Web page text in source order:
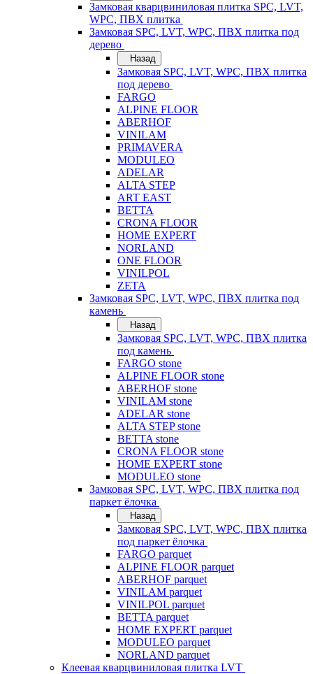
Замковая кварцвиниловая плитка SPC, LVT,
WPC, ПВХ плитка
Замковая SPC, LVT, WPC, ПВХ плитка под
дерево
Назад
Замковая SPC, LVT, WPC, ПВХ плитка
под дерево
FARGO
ALPINE FLOOR
ABERHOF
VINILAM
PRIMAVERA
MODULEO
ADELAR
ALTA STEP
ART EAST
BETTA
CRONA FLOOR
HOME EXPERT
NORLAND
ONE FLOOR
VINILPOL
ZETA
Замковая SPC, LVT, WPC, ПВХ плитка под
камень
Назад
Замковая SPC, LVT, WPC, ПВХ плитка
под камень
FARGO stone
ALPINE FLOOR stone
ABERHOF stone
VINILAM stone
ADELAR stone
ALTA STEP stone
BETTA stone
CRONA FLOOR stone
HOME EXPERT stone
MODULEO stone
Замковая SPC, LVT, WPC, ПВХ плитка под
паркет ёлочка
Назад
Замковая SPC, LVT, WPC, ПВХ плитка
под паркет ёлочка
FARGO parquet
ALPINE FLOOR parquet
ABERHOF parquet
VINILAM parquet
VINILPOL parquet
BETTA parquet
HOME EXPERT parquet
MODULEO parquet
NORLAND parquet
Клеевая кварцвиниловая плитка LVT